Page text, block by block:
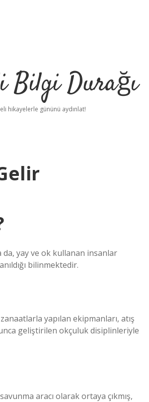
Bilgi Durağı
hikayelerle gününü aydınlat!
da, yay ve ok kullanan insanlar
bilinmektedir.
yapılan ekipmanları, atış
geliştirilen okçuluk disiplinleriyle
aracı olarak ortaya çıkmış,